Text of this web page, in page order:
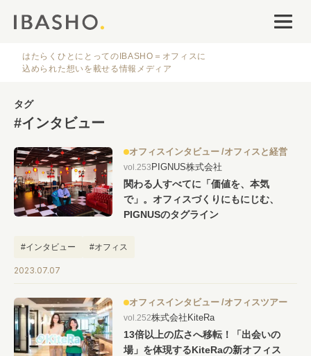
ファシリティナレッジ
IBASHOについて
人気のタグ
#働き方 #特集 #レイアウト #オフィス移転 #その他
#キャリア #ノウハウ #内装 #おしゃれオフィス
#こだわりオフィス #コスト #コミュニケーション
はたらくひとにとってのIBASHO＝オフィスに
込められた想いを載せる情報メディア
タグ
#インタビュー
オフィスインタビュー オフィスと経営
vol.253 PIGNUS株式会社
関わる人すべてに「価値を、本気
で」。オフィスづくりにもにじむ、
PIGNUSのタグライン
#インタビュー #オフィス
2023.07.07
オフィスインタビュー オフィスツアー
vol.252株式会社KiteRa
13倍以上の広さへ移転！「出会いの
場」を体現するKiteRaの新オフィス